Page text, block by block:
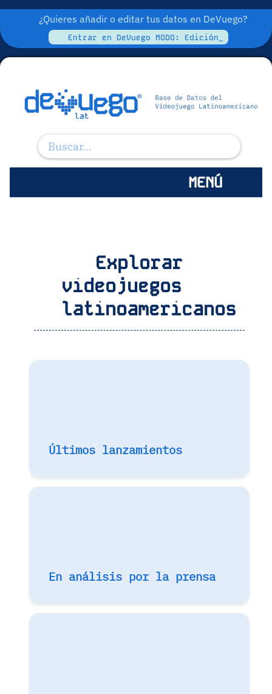
¿Quieres añadir o editar tus datos en DeVuego?
Entrar en DeVuego MODO: Edición_
MENÚ
Explorar
videojuegos
latinoamericanos
Últimos lanzamientos
En análisis por la prensa